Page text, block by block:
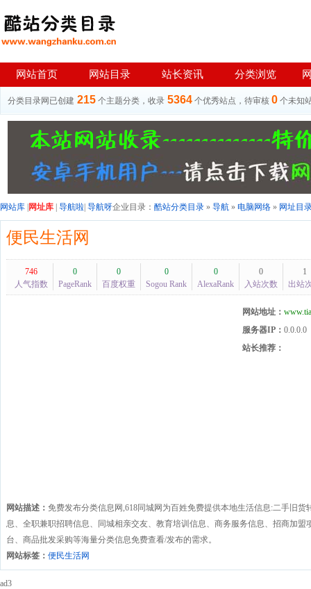
网站首页 网站目录 站长资讯 分类浏览
分类目录网已创建 215 个主题分类，收录 5364 个优秀站点，待审核 0 个未知
网站库 网址库 导航啦 导航呀企业目录： 酷站分类目录 » 导航 » 电脑网络 » 网址目
便民生活网
746
人气指数
0
PageRank
0
百度权重
0
Sogou Rank
0
AlexaRank
0
入站次数
1
出站
网站地址：
服务器IP： 0.0.0.0
站长推荐：
网站描述： 免费发布分类信息网,618同城网为百姓免费提供本地生活信息:二手旧
息、全职兼职招聘信息、同城相亲交友、教育培训信息、商务服务信息、招商加
台、商品批发采购等海量分类信息免费查看/发布的需求。
网站标签： 便民生活网
ad3